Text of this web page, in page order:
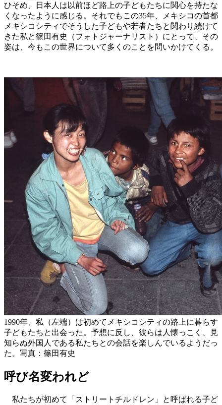
ひそめ、日本人は以前ほど路上の子どもたちに関心を持たな
くなったように感じる。それでもこの35年、メキシコの首都
メキシコシティでそうした子どもや若者たちと関わり続けて
きた私と篠田有史（フォトジャーナリスト）にとって、その
姿は、今もこの世界について多くのことを問いかけてくる。
1990年、私（左端）は初めてメキシコシティの路上に暮らす
子どもたちと出会った。予想に反し、彼らは人懐っこく、見
知らぬ外国人である私たちとの会話を楽しんでいるようだっ
た。写真：篠田有史
呼び名変われど
私たちが初めて「ストリートチルドレン」と呼ばれる子ど